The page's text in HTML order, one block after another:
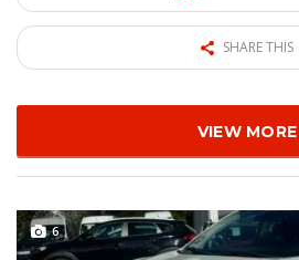
SHARE THIS
VIEW MORE
6